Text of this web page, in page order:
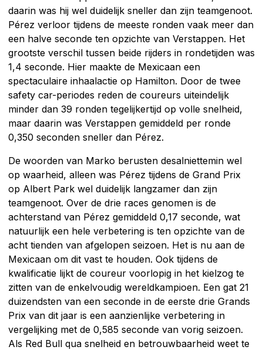
daarin was hij wel duidelijk sneller dan zijn teamgenoot.
Pérez verloor tijdens de meeste ronden vaak meer dan
een halve seconde ten opzichte van Verstappen. Het
grootste verschil tussen beide rijders in rondetijden was
1,4 seconde. Hier maakte de Mexicaan een
spectaculaire inhaalactie op Hamilton. Door de twee
safety car-periodes reden de coureurs uiteindelijk
minder dan 39 ronden tegelijkertijd op volle snelheid,
maar daarin was Verstappen gemiddeld per ronde
0,350 seconden sneller dan Pérez.
De woorden van Marko berusten desalniettemin wel
op waarheid, alleen was Pérez tijdens de Grand Prix
op Albert Park wel duidelijk langzamer dan zijn
teamgenoot. Over de drie races genomen is de
achterstand van Pérez gemiddeld 0,17 seconde, wat
natuurlijk een hele verbetering is ten opzichte van de
acht tienden van afgelopen seizoen. Het is nu aan de
Mexicaan om dit vast te houden. Ook tijdens de
kwalificatie lijkt de coureur voorlopig in het kielzog te
zitten van de enkelvoudig wereldkampioen. Een gat 21
duizendsten van een seconde in de eerste drie Grands
Prix van dit jaar is een aanzienlijke verbetering in
vergelijking met de 0,585 seconde van vorig seizoen.
Als Red Bull qua snelheid en betrouwbaarheid weet te